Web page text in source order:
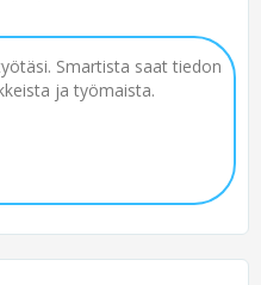
Smartista saat tiedon
ja työmaista.